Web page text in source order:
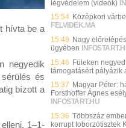
hívta be a
negyedik
és
bízott a
1–1-
légvédelem (videók)
15:54 Középkori
FELVIDEK.MA
15:49 Nagy
ügyében
15:46 Füleken
támogatásért pályázik
15:37 Magyar Péter:
Forsthoffer Ágnes
INFOSTART.HU
15:36 Többszáz
korrupt toborzótisztek